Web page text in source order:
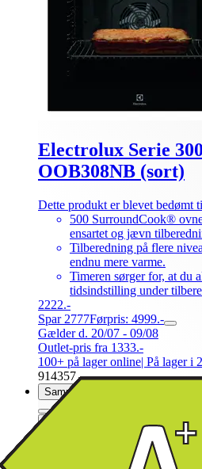
Electrolux Serie
OOB308NB (sort)
Dette produkt er blevet bedømt
500 SurroundCook®
ensartet og jævn
Tilberedning på flere
endnu mere varme.
Timeren sørger for, at du
tidsindstilling under
2222.-
Spar 2777Førpris: 4999.-
Gælder d. 20/07 - 09/08
Outlet-pris fra 1333.-
100+ på lager online| På lager i
914357
Sammenlign
Produktdatablad